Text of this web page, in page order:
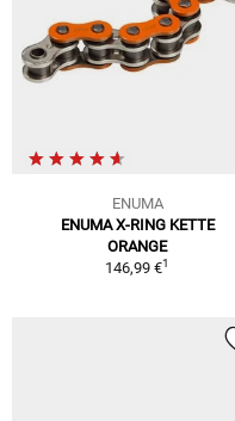
ENUMA
ENUMA X-RING KETTE
ORANGE
146,99 €1